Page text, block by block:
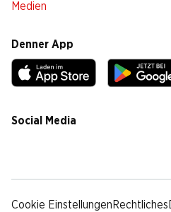
Medien
Denner App
Social Media
Cookie Einstellungen Rechtliches